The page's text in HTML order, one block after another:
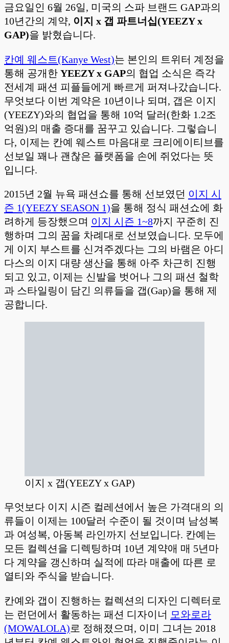
금요일인 6월 26일, 미국의 스파 브랜드 GAP과의
10년간의 계약, 이지 x 갭 파트너십(YEEZY x
GAP)을 밝혔습니다.
칸예 웨스트(Kanye West)는 본인의 트위터 계정을
통해 공개한 YEEZY x GAP의 협업 소식은 즉각
전세계 패션 피플들에게 빠르게 퍼져나갔습니다.
무엇보다 이번 계약은 10년이나 되며, 갭은 이지
(YEEZY)와의 협업을 통해 10억 달러(한화 1.2조
억원)의 매출 증대를 꿈꾸고 있습니다. 그렇습니
다, 이제는 칸예 웨스트 마음대로 크리에이티브를
선보일 꽤나 괜찮은 플랫폼을 손에 쥐었다는 뜻
입니다.
2015년 2월 뉴욕 패션쇼를 통해 선보였던 이지 시
즌 1(YEEZY SEASON 1)을 통해 정식 패션쇼에 화
려하게 등장했으며 이지 시즌 1~8까지 꾸준히 진
행하며 그의 꿈을 차례대로 선보였습니다. 모두에
게 이지 부스트를 신겨주겠다는 그의 바램은 아디
다스의 이지 대량 생산을 통해 아주 차근히 진행
되고 있고, 이제는 신발을 벗어나 그의 패션 철학
과 스타일링이 담긴 의류들을 갭(Gap)을 통해 제
공합니다.
이지 x 갭(YEEZY x GAP)
무엇보다 이지 시즌 컬레션에서 높은 가격대의 의
류들이 이제는 100달러 수준이 될 것이며 남성복
과 여성복, 아동복 라인까지 선보입니다. 칸예는
모든 컬렉션을 디렉팅하며 10년 계약애 매 5년마
다 계약을 갱신하며 실적에 따라 매출에 따른 로
열티와 주식을 받습니다.
칸예와 갭이 진행하는 컬렉션의 디자인 디렉터로
는 런던에서 활동하는 패션 디자이너 모와로라
(MOWALOLA)로 정해졌으며, 이미 그녀는 2018